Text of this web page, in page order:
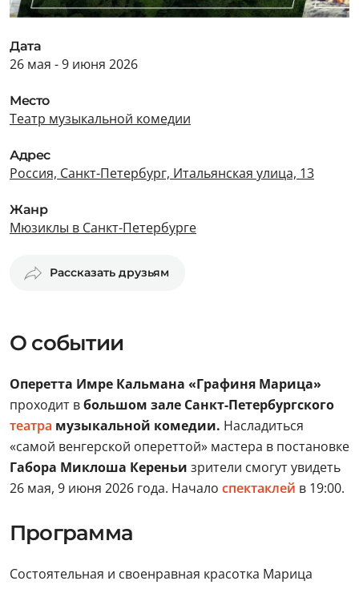
Дата
26 мая - 9 июня 2026
Место
Театр музыкальной комедии
Адрес
Россия, Санкт-Петербург, Итальянская улица, 13
Жанр
Мюзиклы в Санкт-Петербурге
Рассказать друзьям
О событии
Оперетта Имре Кальмана «Графиня Марица»
проходит вбольшом зале Санкт-Петербургского
театра музыкальной комедии. Насладиться
«самой венгерской опереттой» мастера в постановке
Габора Миклоша Кереньи зрители смогут увидеть
26 мая, 9 июня 2026 года. Начало спектаклей в 19:00.
Программа
Состоятельная и своенравная красотка Марица